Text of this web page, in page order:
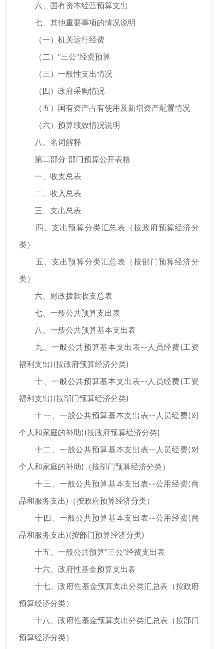
六、国有资本经营预算支出
七、其他重要事项的情况说明
（一）机关运行经费
（二）“三公”经费预算
（三）一般性支出情况
（四）政府采购情况
（五）国有资产占有使用及新增资产配置情况
（六）预算绩效情况说明
八、名词解释
第二部分 部门预算公开表格
一、收支总表
二、收入总表
三、支出总表
四、支出预算分类汇总表（按政府预算经济分
类）
五、支出预算分类汇总表（按部门预算经济分
类）
六、财政拨款收支总表
七、一般公共预算支出表
八、一般公共预算基本支出表
九、一般公共预算基本支出表--人员经费(工资
福利支出)(按政府预算经济分类)
十、一般公共预算基本支出表--人员经费(工资
福利支出)(按部门预算经济分类)
十一、一般公共预算基本支出表--人员经费(对
个人和家庭的补助)(按政府预算经济分类)
十二、一般公共预算基本支出表--人员经费(对
个人和家庭的补助)（按部门预算经济分类）
十三、一般公共预算基本支出表--公用经费(商
品和服务支出)（按政府预算经济分类）
十四、一般公共预算基本支出表--公用经费(商
品和服务支出)(按部门预算经济分类)
十五、一般公共预算“三公”经费支出表
十六、政府性基金预算支出表
十七、政府性基金预算支出分类汇总表（按政府
预算经济分类）
十八、政府性基金预算支出分类汇总表（按部门
预算经济分类）